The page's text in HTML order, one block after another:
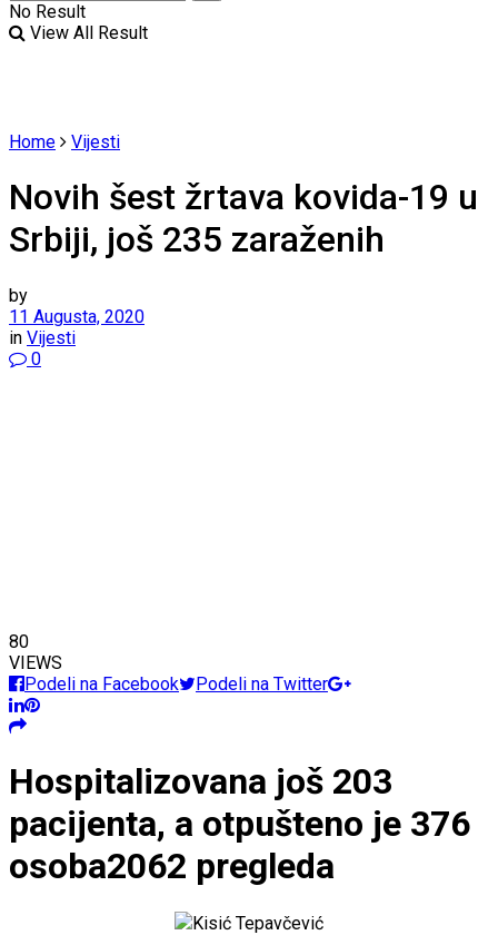
No Result
View All Result
Home Vijesti
Novih šest žrtava kovida-19 u
Srbiji, još 235 zaraženih
by
11 Augusta, 2020
in Vijesti
0
80
VIEWS
Podeli na Facebook
Podeli na Twitter
Hospitalizovana još 203
pacijenta, a otpušteno je 376
osoba2062 pregleda
Kisić Tepavčević